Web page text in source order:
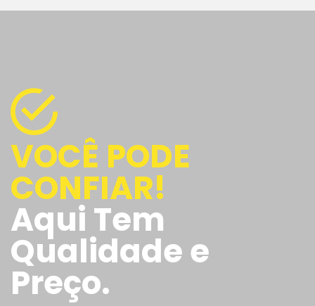
VOCÊ PODE
CONFIAR!
Aqui Tem
Qualidade e
Preço.